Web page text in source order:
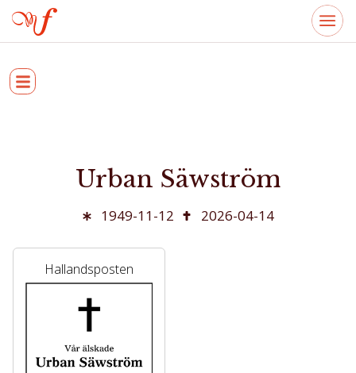
Urban Säwström
1949-11-12 2026-04-14
Hallandsposten